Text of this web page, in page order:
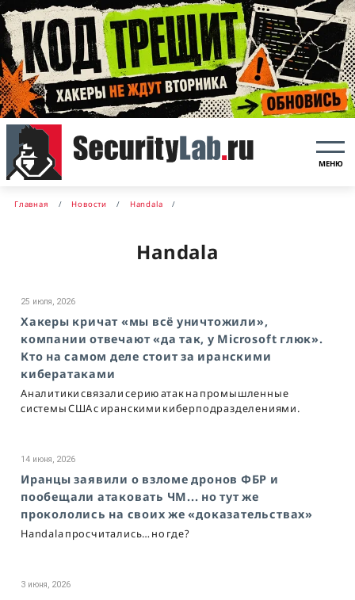
МЕНЮ
Главная Новости Handala
Handala
25 июля, 2026
Хакеры кричат «мы всё уничтожили»,
компании отвечают «да так, у Microsoft глюк».
Кто на самом деле стоит за иранскими
кибератаками
Аналитики связали серию атак на промышленные
системы США с иранскими киберподразделениями.
14 июня, 2026
Иранцы заявили о взломе дронов ФБР и
пообещали атаковать ЧМ... но тут же
прокололись на своих же «доказательствах»
Handala просчитались… но где?
3 июня, 2026